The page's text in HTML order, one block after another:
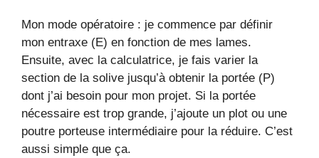
Mon mode opératoire : je commence par définir
mon entraxe (E) en fonction de mes lames.
Ensuite, avec la calculatrice, je fais varier la
section de la solive jusqu’à obtenir la portée (P)
dont j’ai besoin pour mon projet. Si la portée
nécessaire est trop grande, j’ajoute un plot ou une
poutre porteuse intermédiaire pour la réduire. C’est
aussi simple que ça.